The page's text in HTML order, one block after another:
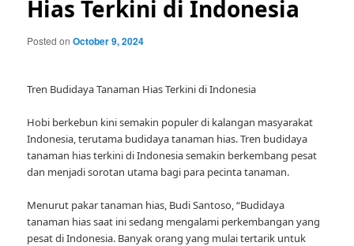
Hias Terkini di Indonesia
Posted onOctober 9, 2024
Tren Budidaya Tanaman Hias Terkini di Indonesia
Hobi berkebun kini semakin populer di kalangan masyarakat
Indonesia, terutama budidaya tanaman hias. Tren budidaya
tanaman hias terkini di Indonesia semakin berkembang pesat
dan menjadi sorotan utama bagi para pecinta tanaman.
Menurut pakar tanaman hias, Budi Santoso, “Budidaya
tanaman hias saat ini sedang mengalami perkembangan yang
pesat di Indonesia. Banyak orang yang mulai tertarik untuk